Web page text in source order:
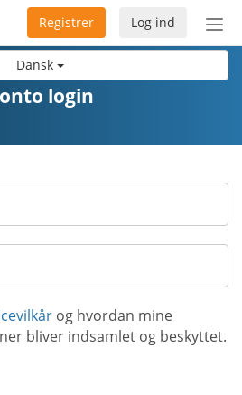
Dansk
Slå
Log ind
Registrer
login
og hvordan mine
bliver indsamlet og beskyttet.